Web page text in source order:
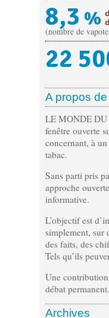
8,3 %
(nombre de
22
A propos de
LE MONDE DU
fenêtre ouverte
concernant, à
tabac.
Sans parti pris
approche
informative.
L’objectif est
simplement, sur
des faits, des
Tels qu’ils
Une
débat permanent.
Archives